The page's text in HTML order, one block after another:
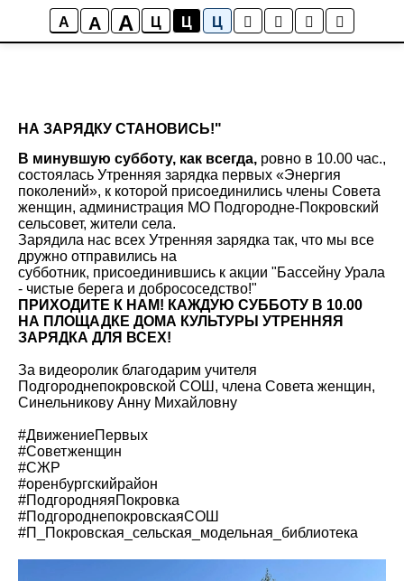
A A A Ц Ц Ц
НА ЗАРЯДКУ СТАНОВИСЬ!"
В минувшую субботу, как всегда, ровно в 10.00 час.,
состоялась Утренняя зарядка первых «Энергия
поколений», к которой присоединились члены Совета
женщин, администрация МО Подгородне-Покровский
сельсовет, жители села.
Зарядила нас всех Утренняя зарядка так, что мы все
дружно отправились на
субботник, присоединившись к акции "Бассейну Урала
- чистые берега и добрососедство!"
ПРИХОДИТЕ К НАМ! КАЖДУЮ СУББОТУ В 10.00
НА ПЛОЩАДКЕ ДОМА КУЛЬТУРЫ УТРЕННЯЯ
ЗАРЯДКА ДЛЯ ВСЕХ!
За видеоролик благодарим учителя
Подгороднепокровской СОШ, члена Совета женщин,
Синельникову Анну Михайловну
#ДвижениеПервых
#Советженщин
#СЖР
#оренбургскийрайон
#ПодгородняяПокровка
#ПодгороднепокровскаяСОШ
#П_Покровская_сельская_модельная_библиотека